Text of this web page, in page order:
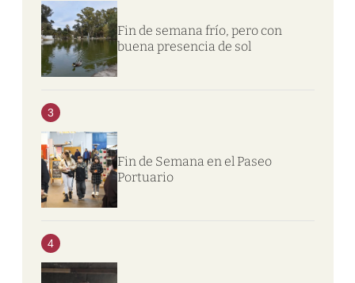
Fin de semana frío, pero con
buena presencia de sol
3
Fin de Semana en el Paseo
Portuario
4